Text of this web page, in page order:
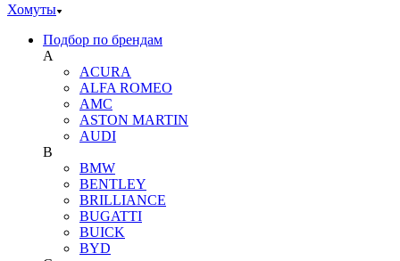
Хомуты
Подбор по брендам
A
ACURA
ALFA ROMEO
AMC
ASTON MARTIN
AUDI
B
BMW
BENTLEY
BRILLIANCE
BUGATTI
BUICK
BYD